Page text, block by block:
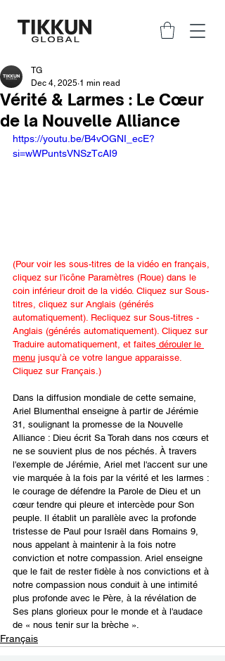
Vérité & Larmes : Le Cœur
de la Nouvelle Alliance
TG
Dec 4, 2025 1 min read
https://youtu.be/B4vOGNI_ecE?
si=wWPuntsVNSzTcAI9
(Pour voir les sous-titres de la vidéo en français,
cliquez sur l'icône Paramètres (Roue) dans le
coin inférieur droit de la vidéo. Cliquez sur Sous-
titres, cliquez sur Anglais (générés
automatiquement). Recliquez sur Sous-titres -
Anglais (générés automatiquement). Cliquez sur
Traduire automatiquement, et faites dérouler le
menu jusqu’à ce votre langue apparaisse.
Cliquez sur Français.)
Dans la diffusion mondiale de cette semaine,
Ariel Blumenthal enseigne à partir de Jérémie
31, soulignant la promesse de la Nouvelle
Alliance : Dieu écrit Sa Torah dans nos cœurs et
ne se souvient plus de nos péchés. À travers
l'exemple de Jérémie, Ariel met l'accent sur une
vie marquée à la fois par la vérité et les larmes :
le courage de défendre la Parole de Dieu et un
cœur tendre qui pleure et intercède pour Son
peuple. Il établit un parallèle avec la profonde
tristesse de Paul pour Israël dans Romains 9,
nous appelant à maintenir à la fois notre
conviction et notre compassion. Ariel enseigne
que le fait de rester fidèle à nos convictions et à
notre compassion nous conduit à une intimité
plus profonde avec le Père, à la révélation de
Ses plans glorieux pour le monde et à l'audace
de « nous tenir sur la brèche ».
Français